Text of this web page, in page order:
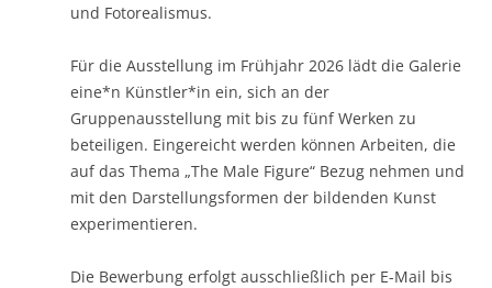
und Fotorealismus.
Für die Ausstellung im Frühjahr 2026 lädt die Galerie
eine*n Künstler*in ein, sich an der
Gruppenausstellung mit bis zu fünf Werken zu
beteiligen. Eingereicht werden können Arbeiten, die
auf das Thema „The Male Figure“ Bezug nehmen und
mit den Darstellungsformen der bildenden Kunst
experimentieren.
Die Bewerbung erfolgt ausschließlich per E-Mail bis